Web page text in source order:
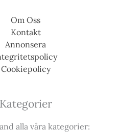
Om Oss
Kontakt
Annonsera
Cookiepolicy
Kategorier
alla våra kategorier: